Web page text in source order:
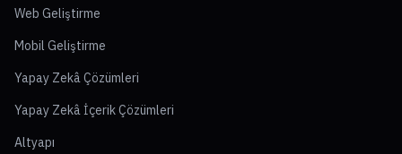
Web Geliştirme
Mobil Geliştirme
Yapay Zekâ Çözümleri
Yapay Zekâ İçerik Çözümleri
Altyapı